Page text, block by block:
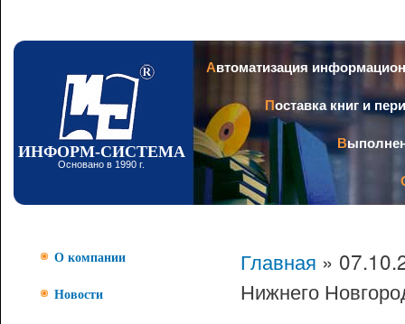
ИНФОРМ-СИСТЕМА
Основано в 1990 г.
Автоматизация
Поставка книг и
О компании
Новости
Главная »
Нижнего